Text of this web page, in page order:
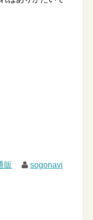
販 sogonavi